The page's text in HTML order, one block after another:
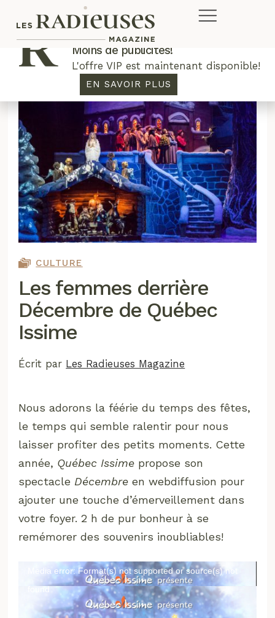
CULTURE
Les femmes derrière
Décembre de Québec
Issime
Écrit par Les Radieuses Magazine
Nous adorons la féérie du temps des fêtes,
le temps qui semble ralentir pour nous
laisser profiter des petits moments. Cette
année, Québec Issime propose son
spectacle Décembre en webdiffusion pour
ajouter une touche d’émerveillement dans
votre foyer. 2 h de pur bonheur à se
remémorer des souvenirs inoubliables!
Lecteur
vidéo
Media error: Format(s) not supported or source(s) not
found
Plus de concours. Plus de rabais.
Moins de publicités!
L'offre VIP est maintenant disponible!
EN SAVOIR PLUS